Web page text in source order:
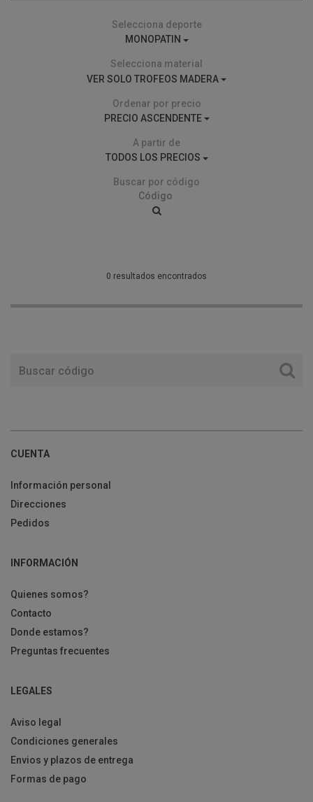
Selecciona deporte
MONOPATIN
Selecciona material
VER SOLO TROFEOS MADERA
Ordenar por precio
PRECIO ASCENDENTE
A partir de
TODOS LOS PRECIOS
Buscar por código
0 resultados encontrados
CUENTA
Información personal
Direcciones
Pedidos
INFORMACIÓN
Quienes somos?
Contacto
Donde estamos?
Preguntas frecuentes
LEGALES
Aviso legal
Condiciones generales
Envios y plazos de entrega
Formas de pago